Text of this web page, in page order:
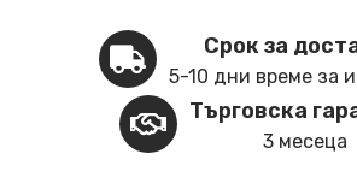
Срок за
5-10 дни време за
Търговска
3 месеца